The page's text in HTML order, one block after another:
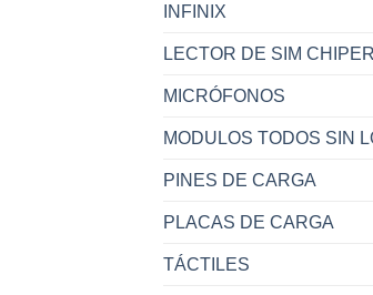
INFINIX
LECTOR DE SIM
MICRÓFONOS
MODULOS TODOS SIN
PINES DE CARGA
PLACAS DE CARGA
TÁCTILES